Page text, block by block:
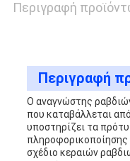
ΈΝΑ
SITEMAP
PRIVACY
Περιγραφή
Περιγραφή
Ο αναγνώστης
που καταβάλλεται
υποστηρίζει τα
πληροφορικοποίησης
σχέδιο κεραιών